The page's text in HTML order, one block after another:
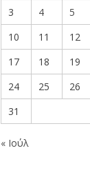
3
4 5
10
11 12
17
18 19
24
25 26
31
« Ιούλ